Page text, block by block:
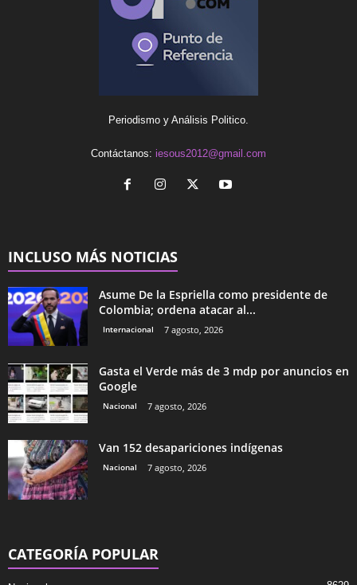
Periodismo y Análisis Politico.
Contáctanos: iesous2012@gmail.com
INCLUSO MÁS NOTICIAS
Asume De la Espriella como presidente de
Colombia; ordena atacar al...
Internacional 7 agosto, 2026
Gasta el Verde más de 3 mdp por anuncios en
Google
Nacional 7 agosto, 2026
Van 152 desapariciones indígenas
Nacional 7 agosto, 2026
CATEGORÍA POPULAR